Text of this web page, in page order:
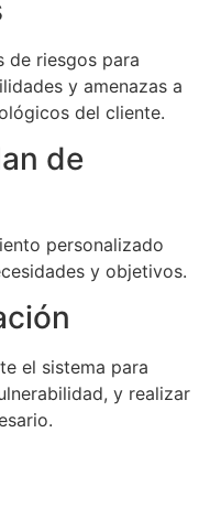
de riesgos para
y amenazas a
del cliente.
de
personalizado
y objetivos.
el sistema para
y realizar